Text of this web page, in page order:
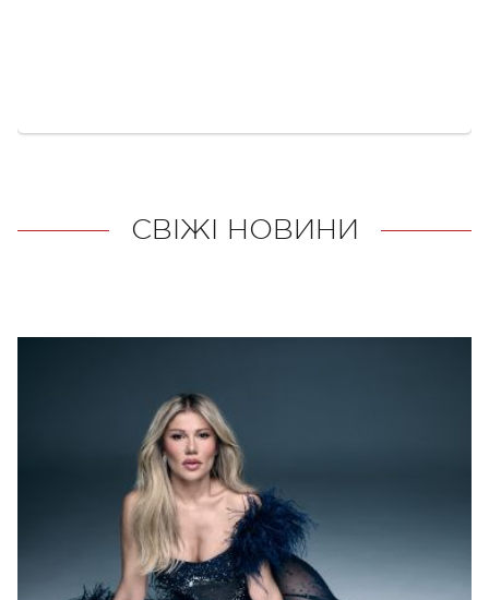
СВІЖІ НОВИНИ